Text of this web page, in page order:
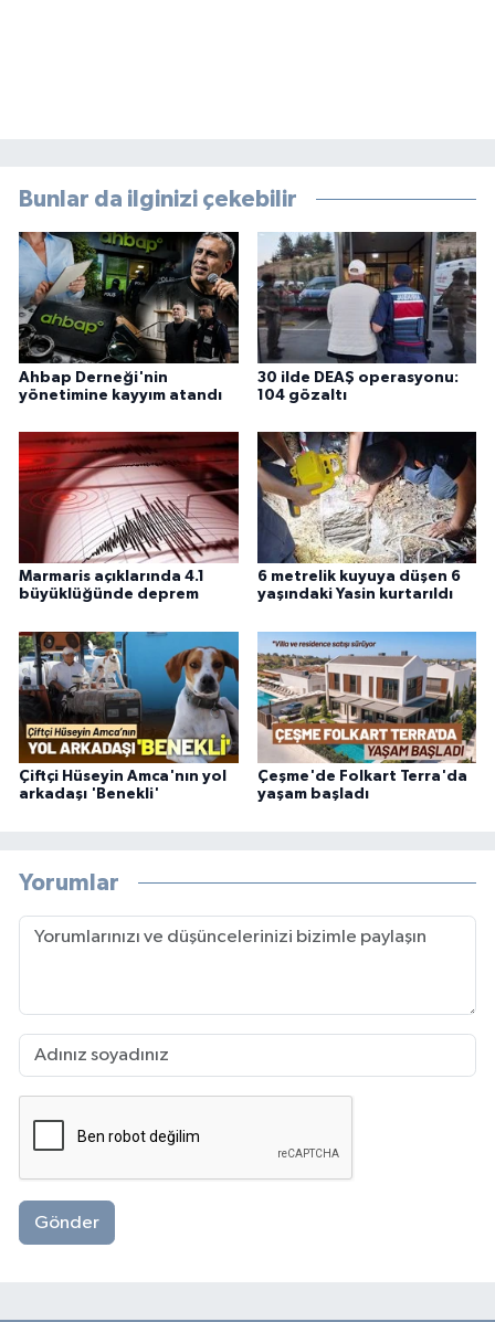
Bunlar da ilginizi çekebilir
Ahbap Derneği'nin
yönetimine kayyım atandı
30 ilde DEAŞ operasyonu:
104 gözaltı
Marmaris açıklarında 4.1
büyüklüğünde deprem
6 metrelik kuyuya düşen 6
yaşındaki Yasin kurtarıldı
Çiftçi Hüseyin Amca'nın yol
arkadaşı 'Benekli'
Çeşme'de Folkart Terra'da
yaşam başladı
Yorumlar
Gönder